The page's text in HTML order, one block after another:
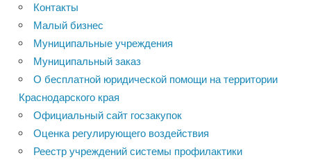
Контакты
Малый бизнес
Муниципальные учреждения
Муниципальный заказ
О бесплатной юридической помощи на территории
Краснодарского края
Официальный сайт госзакупок
Оценка регулирующего воздействия
Реестр учреждений системы профилактики